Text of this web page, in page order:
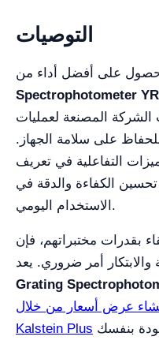
التوصيات
Spectrophotometer
الشركة المصنعة لعمليات
على سلامة الجهاز.
التفاعلية في تعريف
الكفاءة والدقة في
الاستخدام اليومي.
بقدرات مختبراتهم، فإن
أمر ضروري. يعد
Grating
عرض أسعار من خلال
Kalstein Plus